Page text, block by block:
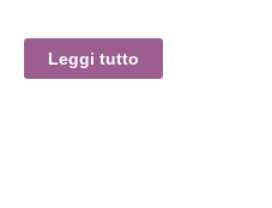
Leggi tutto